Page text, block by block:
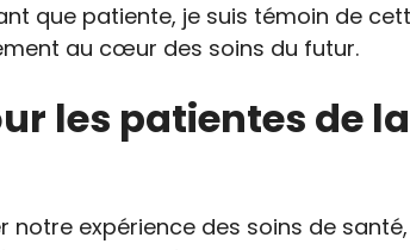
que patiente, je suis témoin de
au cœur des soins du futur.
les patientes de
expérience des soins de